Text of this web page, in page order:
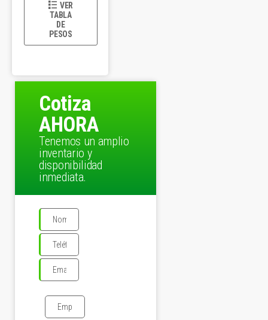
VER
TABLA
DE
PESOS
Cotiza
AHORA
Tenemos un amplio
inventario y
disponibilidad
inmediata.